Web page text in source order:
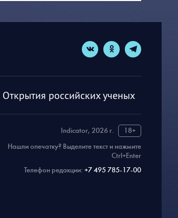
Открытия российских ученых
Indicator, 2026 г.
18+
Нашли опечатку? Выделите текст и нажмите
Ctrl+Enter
Телефон редакции: +7 495 785-17-00